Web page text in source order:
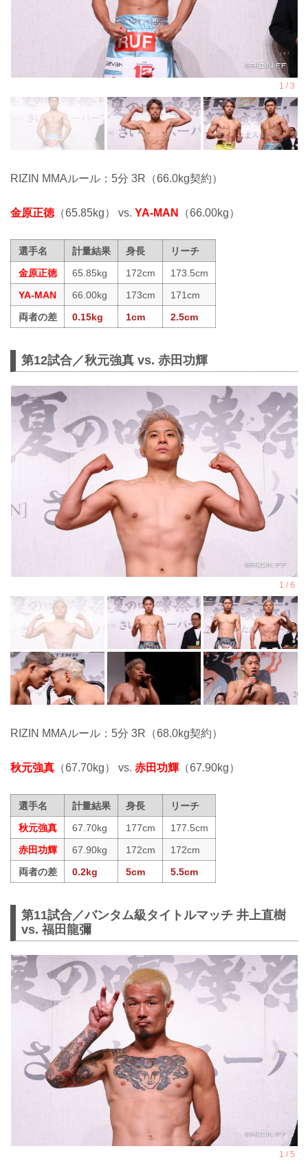
RIZIN MMAルール：5分 3R（66.0kg契約）
金原正徳（65.85kg） vs. YA-MAN （66.00kg）
選手名 計量結果 身長
リーチ
金原正徳
65.85kg 172cm
173.5cm
YA-MAN
66.00kg 173cm
171cm
両者の差
0.15kg 1cm 2.5cm
第12試合／秋元強真 vs. 赤田功輝
RIZIN MMAルール：5分 3R（68.0kg契約）
秋元強真 （67.70kg） vs. 赤田功輝 （67.90kg）
選手名 計量結果 身長
リーチ
秋元強真
67.70kg 177cm
177.5cm
赤田功輝
67.90kg 172cm
172cm
両者の差
0.2kg 5cm 5.5cm
第11試合／バンタム級タイトルマッチ 井上直樹
vs. 福田龍彌